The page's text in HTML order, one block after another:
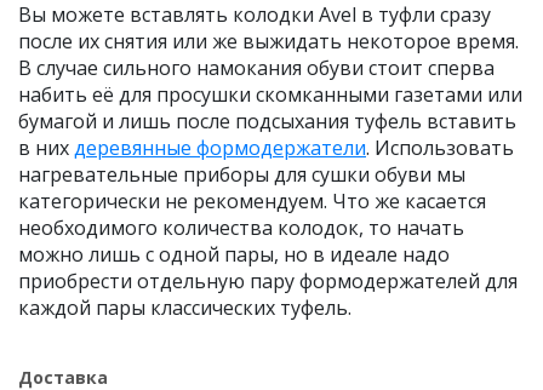
Вы можете вставлять колодки Avel в туфли сразу
после их снятия или же выжидать некоторое время.
В случае сильного намокания обуви стоит сперва
набить её для просушки скомканными газетами или
бумагой и лишь после подсыхания туфель вставить
в нихдеревянные формодержатели. Использовать
нагревательные приборы для сушки обуви мы
категорически не рекомендуем. Что же касается
необходимого количества колодок, то начать
можно лишь с одной пары, но в идеале надо
приобрести отдельную пару формодержателей для
каждой пары классических туфель.
Доставка